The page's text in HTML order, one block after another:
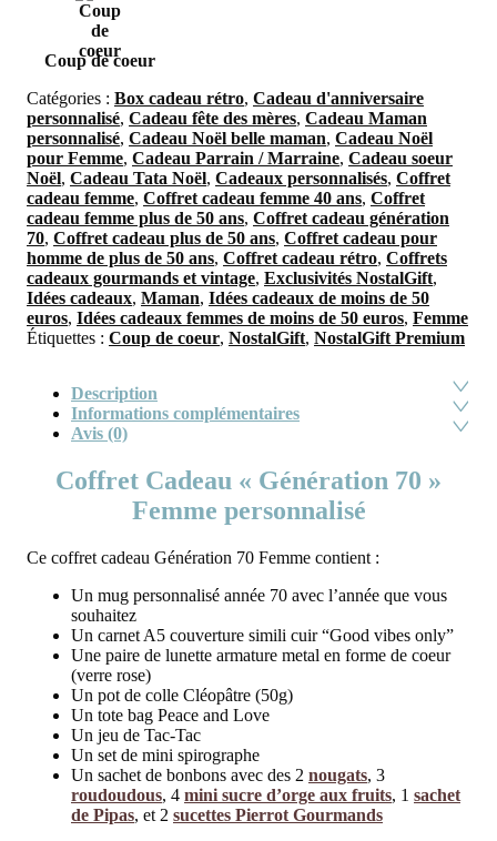
Coup de coeur
Catégories : Box cadeau rétro, Cadeau d'anniversaire
personnalisé, Cadeau fête des mères, Cadeau Maman
personnalisé, Cadeau Noël belle maman, Cadeau Noël
pour Femme, Cadeau Parrain / Marraine, Cadeau soeur
Noël, Cadeau Tata Noël, Cadeaux personnalisés, Coffret
cadeau femme, Coffret cadeau femme 40 ans, Coffret
cadeau femme plus de 50 ans, Coffret cadeau génération
70, Coffret cadeau plus de 50 ans, Coffret cadeau pour
homme de plus de 50 ans, Coffret cadeau rétro, Coffrets
cadeaux gourmands et vintage, Exclusivités NostalGift,
Idées cadeaux, Maman, Idées cadeaux de moins de 50
euros, Idées cadeaux femmes de moins de 50 euros, Femme
Étiquettes : Coup de coeur, NostalGift, NostalGift Premium
Description
Informations complémentaires
Avis (0)
Coffret Cadeau « Génération 70 »
Femme personnalisé
Ce coffret cadeau Génération 70 Femme contient :
Un mug personnalisé année 70 avec l’année que vous
souhaitez
Un carnet A5 couverture simili cuir “Good vibes only”
Une paire de lunette armature metal en forme de coeur
(verre rose)
Un pot de colle Cléopâtre (50g)
Un tote bag Peace and Love
Un jeu de Tac-Tac
Un set de mini spirographe
Un sachet de bonbons avec des 2 nougats, 3
roudoudous, 4 mini sucre d’orge aux fruits, 1 sachet
de Pipas, et 2 sucettes Pierrot Gourmands